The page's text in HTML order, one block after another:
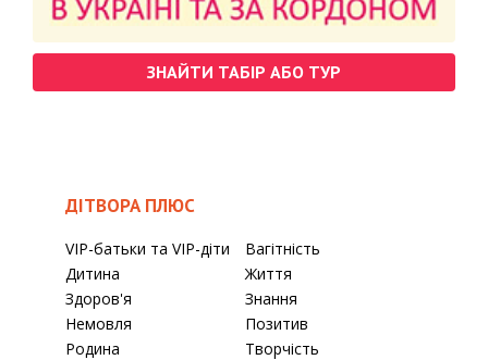
ЗНАЙТИ ТАБІР АБО ТУР
ДІТВОРА ПЛЮС
VIP-батьки та VIP-діти
Вагітність
Дитина
Життя
Здоров'я
Знання
Немовля
Позитив
Родина
Творчість